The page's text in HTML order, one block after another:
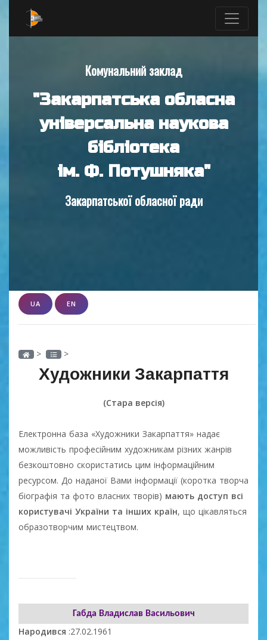
Комунальний заклад
"Закарпатська обласна
універсальна наукова
бібліотека
ім. Ф. Потушняка"
Закарпатської обласної ради
UA EN
> >
Художники Закарпаття
(Стара версія)
Електронна база «Художники Закарпаття» надає
можливість професійним художникам різних жанрів
безкоштовно скористатись цим інформаційним
ресурсом. До наданої Вами інформації (коротка творча
біографія та фото власних творів) мають доступ всі
користувачі України та інших країн, що цікавляться
образотворчим мистецтвом.
Габда Владислав Васильович
Народився :27.02.1961